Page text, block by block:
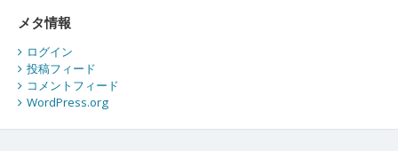
メタ情報
ログイン
投稿フィード
コメントフィード
WordPress.org